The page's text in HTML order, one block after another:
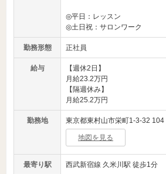
◎平日：レッスン
◎土日祝：サロンワーク
勤務形態 正社員
給与
【週休2日】
月給23.2万円
【隔週休み】
月給25.2万円
勤務地 東京都東村山市栄町1-3-32 104
地図を見る
最寄り駅 西武新宿線 久米川駅 徒歩1分